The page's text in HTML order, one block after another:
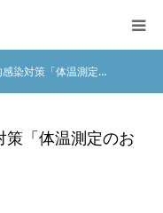
染対策「体温測定…
策「体温測定のお